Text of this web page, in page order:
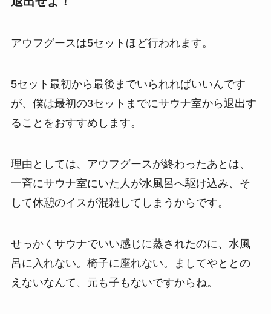
アウフグースは5セットほど行われます。
5セット最初から最後までいられればいいんです
が、 僕は最初の3セットまでにサウナ室から退出す
ることをおすすめします。
理由としては、アウフグースが終わったあとは、
一斉にサウナ室にいた人が水風呂へ駆け込み、そ
して休憩のイスが混雑してしまうからです。
せっかくサウナでいい感じに蒸されたのに、水風
呂に入れない。椅子に座れない。ましてやととの
えないなんて、元も子もないですからね。